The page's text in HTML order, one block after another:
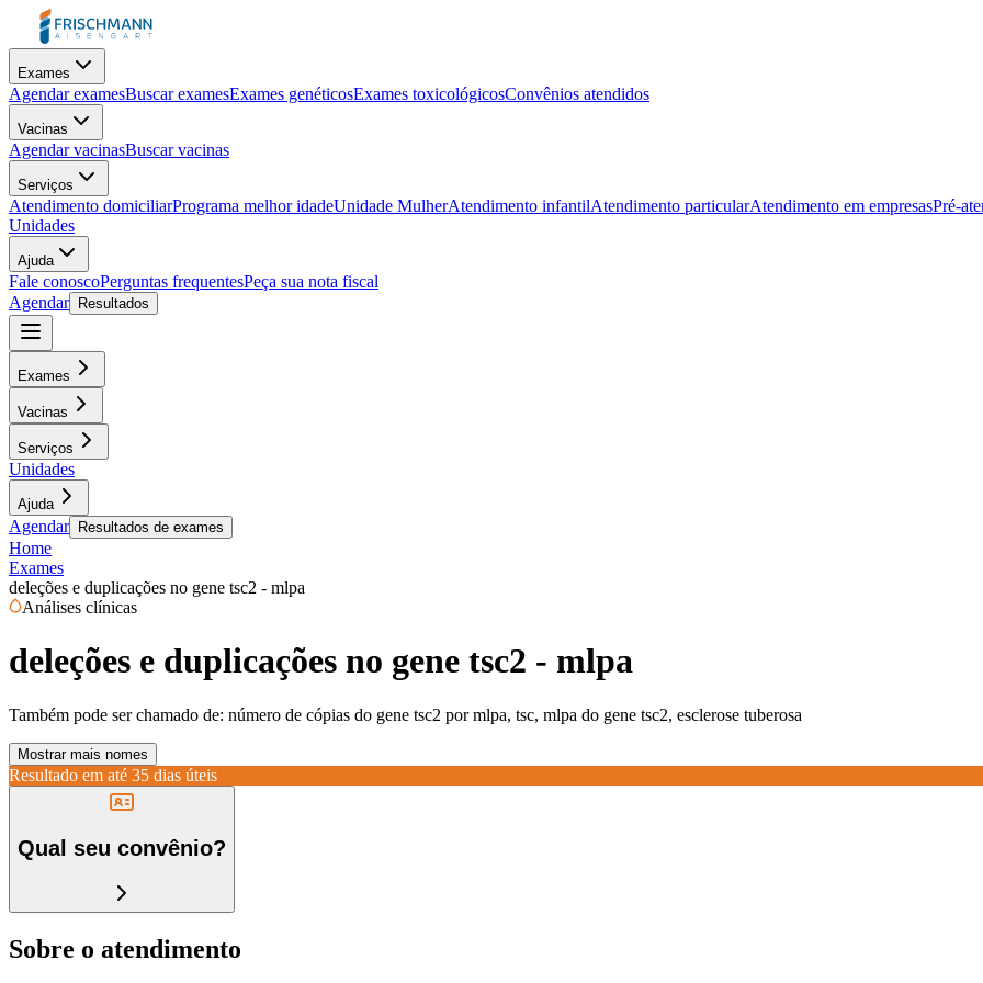
Exames
Agendar examesBuscar examesExames genéticosExames toxicológicosConvênios atendidos
Vacinas
Agendar vacinasBuscar vacinas
Serviços
Atendimento domiciliarPrograma melhor idadeUnidade MulherAtendimento infantilAtendimento particularAtendimento em empresasPré-
Unidades
Ajuda
Fale conoscoPerguntas frequentesPeça sua nota fiscal
Agendar
Resultados
Exames
Vacinas
Serviços
Unidades
Ajuda
Agendar Resultados de exames
Home
Exames
deleções e duplicações no gene tsc2 - mlpa
Análises clínicas
deleções e duplicações no gene tsc2 - mlpa
Também pode ser chamado de: número de cópias do gene tsc2 por mlpa, tsc, mlpa do gene tsc2, esclerose tuberosa
Mostrar mais nomes
Resultado em até 35 dias úteis
Qual seu convênio?
Sobre o atendimento